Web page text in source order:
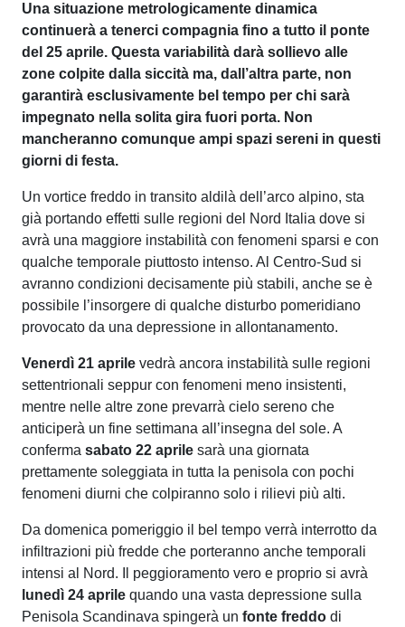
Una situazione metrologicamente dinamica
continuerà a tenerci compagnia fino a tutto il ponte
del 25 aprile. Questa variabilità darà sollievo alle
zone colpite dalla siccità ma, dall’altra parte, non
garantirà esclusivamente bel tempo per chi sarà
impegnato nella solita gira fuori porta. Non
mancheranno comunque ampi spazi sereni in questi
giorni di festa.
Un vortice freddo in transito aldilà dell’arco alpino, sta
già portando effetti sulle regioni del Nord Italia dove si
avrà una maggiore instabilità con fenomeni sparsi e con
qualche temporale piuttosto intenso. Al Centro-Sud si
avranno condizioni decisamente più stabili, anche se è
possibile l’insorgere di qualche disturbo pomeridiano
provocato da una depressione in allontanamento.
Venerdì 21 aprile vedrà ancora instabilità sulle regioni
settentrionali seppur con fenomeni meno insistenti,
mentre nelle altre zone prevarrà cielo sereno che
anticiperà un fine settimana all’insegna del sole. A
conferma sabato 22 aprile sarà una giornata
prettamente soleggiata in tutta la penisola con pochi
fenomeni diurni che colpiranno solo i rilievi più alti.
Da domenica pomeriggio il bel tempo verrà interrotto da
infiltrazioni più fredde che porteranno anche temporali
intensi al Nord. Il peggioramento vero e proprio si avrà
lunedì 24 aprile quando una vasta depressione sulla
Penisola Scandinava spingerà un fonte freddo di